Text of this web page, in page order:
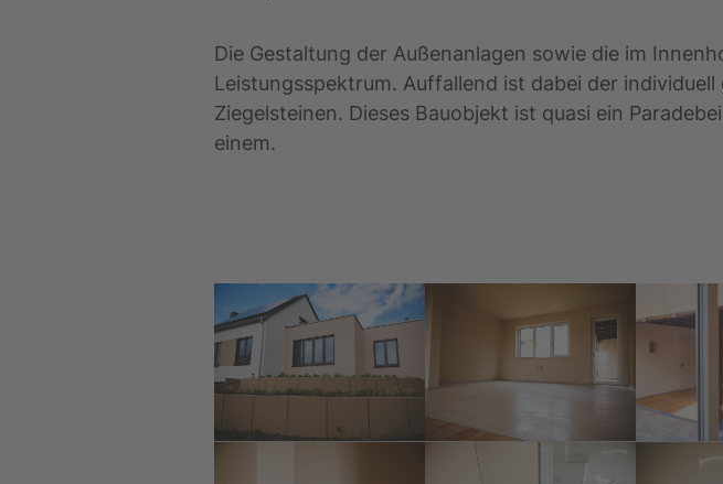
Die Gestaltung der Außenanlagen sowie die im
Leistungsspektrum. Auffallend ist dabei der
Ziegelsteinen. Dieses Bauobjekt ist quasi ein
einem.